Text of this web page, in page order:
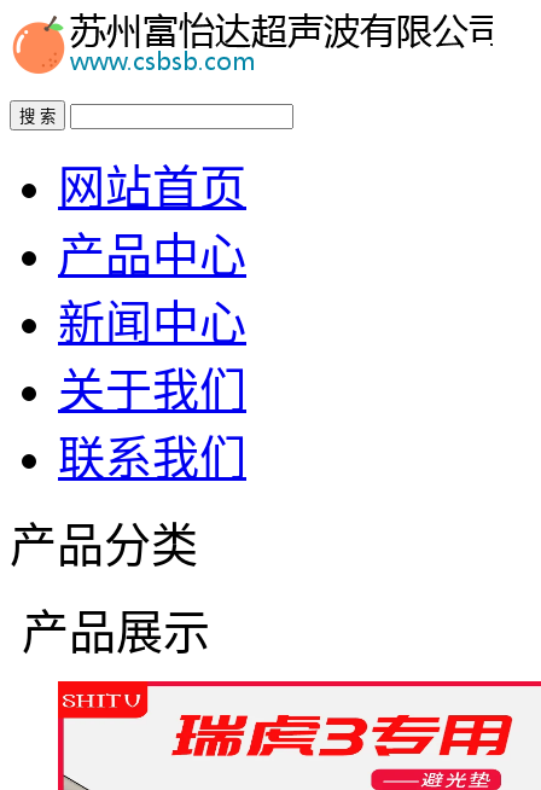
搜 索
网站首页
产品中心
新闻中心
关于我们
联系我们
产品分类
产品展示